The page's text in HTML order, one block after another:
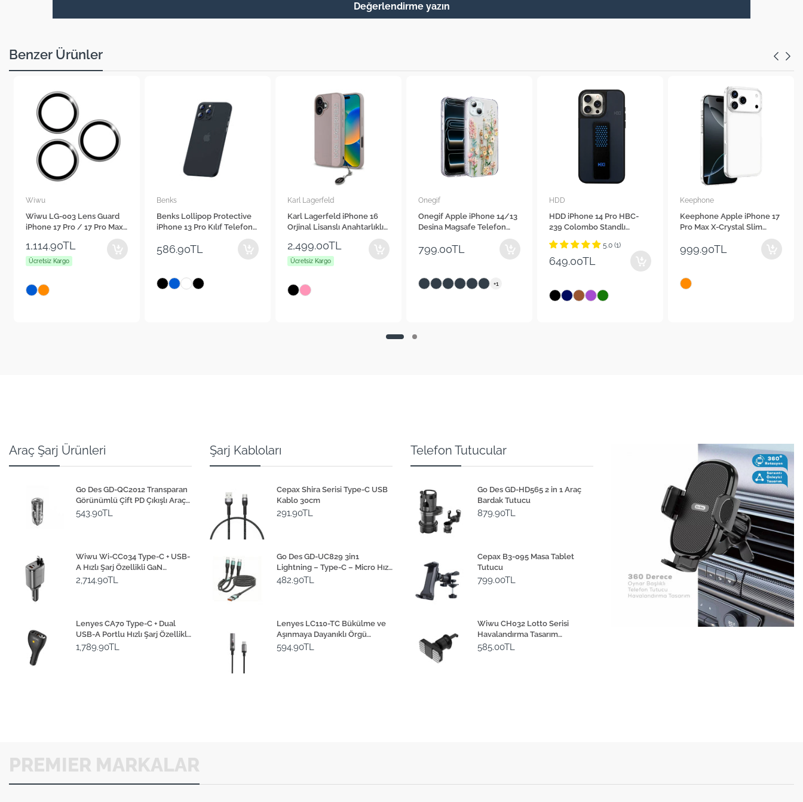
Değerlendirme yazın
Benzer Ürünler
Wiwu
Wiwu LG-003 Lens Guard
iPhone 17 Pro / 17 Pro Max
Çizilmeye Karşı Dayanıklı
Safir Kamera Lens
Koruyucu
1,114.90TL
Ücretsiz Kargo
Benks
Benks Lollipop Protective
iPhone 13 Pro Kılıf Telefon
586.90TL
Karl Lagerfeld
Karl Lagerfeld iPhone 16
Orjinal Lisanslı Anahtarlıklı
Rhinestones Telefon Kılıfı
2,499.00TL
Ücretsiz Kargo
Onegif
Onegif Apple iPhone 14/13
Desina Magsafe Telefon
799.00TL
+1
HDD
HDD iPhone 14 Pro HBC-
239 Colombo Standlı
Telefon Kılıfı
5.0 (1)
649.00TL
Keephone
Keephone Apple iPhone 17
Pro Max X-Crystal Slim
999.90TL
Araç Şarj Ürünleri
Go Des GD-QC2012 Transparan
Görünümlü Çift PD Çıkışlı Araç
Şarj Başlığı 40W
543.90TL
Wiwu Wi-CC034 Type-C + USB-
A Hızlı Şarj Özellikli GaN
Teknolojili Dahili Kablolu Araç
2,714.90TL
Lenyes CA70 Type-C + Dual
USB-A Portlu Hızlı Şarj Özellikli
Çok Fonksiyonlu Araç Şarj Aleti
1,789.90TL
Şarj Kabloları
Cepax Shira Serisi Type-C USB
Kablo 30cm
291.90TL
Go Des GD-UC829 3in1
Lightning – Type-C – Micro Hızlı
Şarj Kablosu 1M
482.90TL
Lenyes LC110-TC Bükülme ve
Aşınmaya Dayanıklı Örgü
Tasarımlı Type-C Bağlantılı
594.90TL
Telefon Tutucular
Go Des GD-HD565 2 in 1 Araç
Bardak Tutucu
879.90TL
Cepax B3-095 Masa Tablet
Tutucu
799.00TL
Wiwu CH032 Lotto Serisi
Havalandırma Tasarım
Magnetik Araç Telefon Tutucu
585.00TL
PREMIER MARKALAR